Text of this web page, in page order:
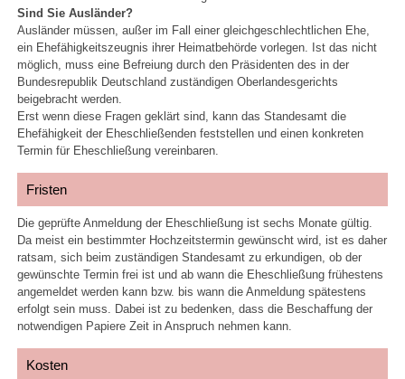
Sind Sie Ausländer?
Ausländer müssen, außer im Fall einer gleichgeschlechtlichen Ehe,
ein Ehefähigkeitszeugnis ihrer Heimatbehörde vorlegen. Ist das nicht
möglich, muss eine Befreiung durch den Präsidenten des in der
Bundesrepublik Deutschland zuständigen Oberlandesgerichts
beigebracht werden.
Erst wenn diese Fragen geklärt sind, kann das Standesamt die
Ehefähigkeit der Eheschließenden feststellen und einen konkreten
Termin für Eheschließung vereinbaren.
Fristen
Die geprüfte Anmeldung der Eheschließung ist sechs Monate gültig.
Da meist ein bestimmter Hochzeitstermin gewünscht wird, ist es daher
ratsam, sich beim zuständigen Standesamt zu erkundigen, ob der
gewünschte Termin frei ist und ab wann die Eheschließung frühestens
angemeldet werden kann bzw. bis wann die Anmeldung spätestens
erfolgt sein muss. Dabei ist zu bedenken, dass die Beschaffung der
notwendigen Papiere Zeit in Anspruch nehmen kann.
Kosten